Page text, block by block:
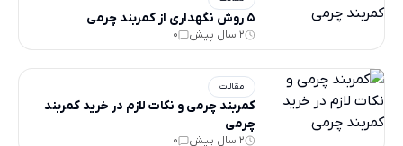
5 روش نگهداری از کمربند چرمی
2 سال پیش 0
مقالات
کمربند چرمی و نکات لازم در خرید کمربند
چرمی
2 سال پیش 0